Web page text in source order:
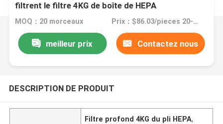
filtrent le filtre 4KG de boîte de HEPA
MOQ：20 morceaux Prix：$86.03/pieces 20-49 pieces
meilleur prix Contactez nous
DESCRIPTION DE PRODUIT
Filtre profond 4KG du pli HEPA,